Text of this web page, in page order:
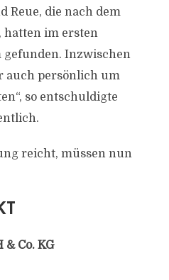
Reue, die nach dem
hatten im ersten
gefunden. Inzwischen
auch persönlich um
so entschuldigte
reicht, müssen nun
Co. KG